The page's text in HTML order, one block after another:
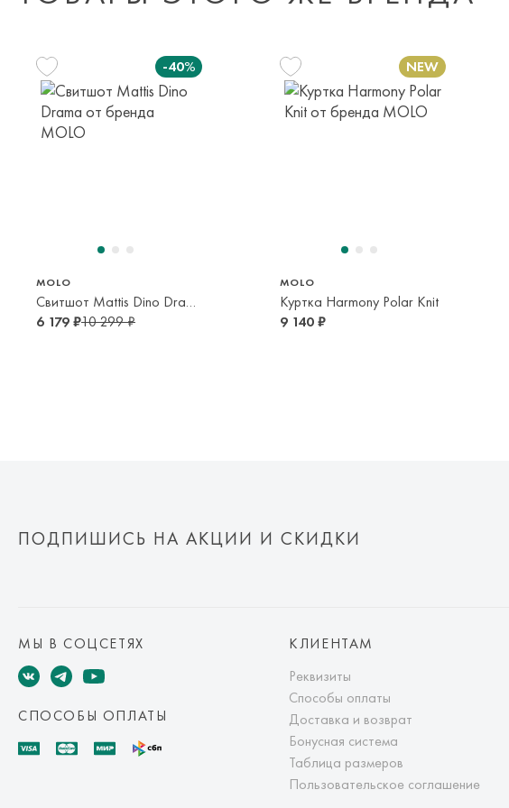
-40%
MOLO
Свитшот Mattis Dino Drama
6 179 ₽10 299 ₽
MOLO
Куртка Harmony Polar Knit
9 140 ₽
ПОДПИШИСЬ НА АКЦИИ И СКИДКИ
МЫ В СОЦСЕТЯХ
СПОСОБЫ ОПЛАТЫ
КЛИЕНТАМ
Реквизиты
Способы оплаты
Доставка и возврат
Бонусная система
Таблица размеров
Пользовательское соглашение